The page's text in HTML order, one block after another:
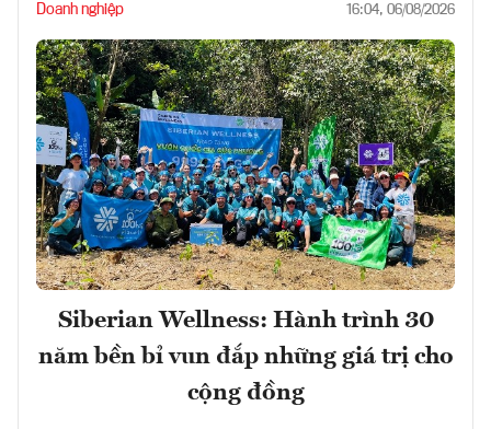
Doanh nghiệp 16:04, 06/08/2026
Siberian Wellness: Hành trình 30
năm bền bỉ vun đắp những giá trị cho
cộng đồng